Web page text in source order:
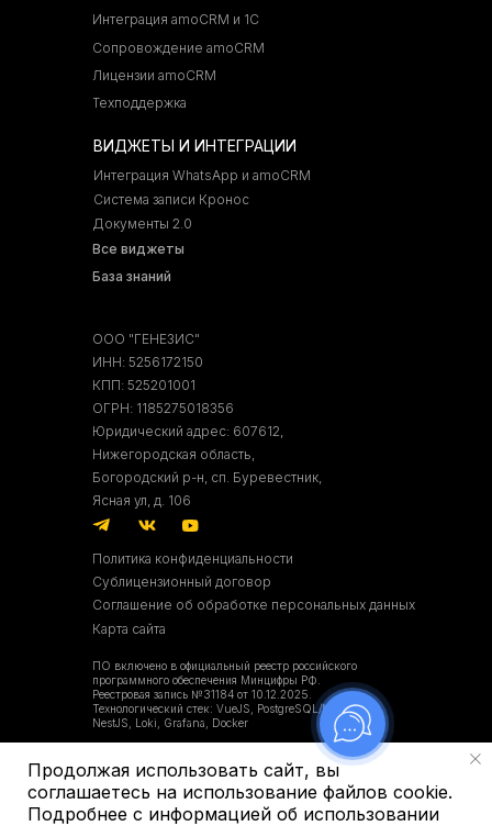
ВИДЖЕТЫ И ИНТЕГРАЦИИ
ООО "ГЕНЕЗИС"
ИНН: 5256172150
КПП: 525201001
ОГРН: 1185275018356
Юридический адрес: 607612,
Нижегородская область,
Богородский р-н, сп. Буревестник,
Ясная ул, д. 106
Интеграция amoCRM и 1С
Сопровождение amoCRM
Интеграция WhatsApp и amoCRM
Политика конфиденциальности
Сублицензионный договор
Соглашение об обработке персональных данных
Карта сайта
Система записи Кронос
Документы 2.0
Все виджеты
Лицензии amoCRM
Техподдержка
База знаний
ПО включено в официальный реестр российского
программного обеспечения Минцифры РФ.
Реестровая запись №31184 от 10.12.2025.
Технологический стек: VueJS, PostgreSQL/MySQL,
NestJS, Loki, Grafana, Docker
Осн.: 62.02 Деятельность консультативная и работы в
Доп.: 1.01, 2.01.
Продолжая использовать сайт, вы
соглашаетесь на использование файлов cookie.
Подробнее с информацией об использовании